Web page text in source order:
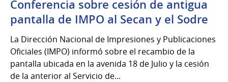
Conferencia sobre cesión de antigua
pantalla de IMPO al Secan y el Sodre
La Dirección Nacional de Impresiones y Publicaciones
Oficiales (IMPO) informó sobre el recambio de la
pantalla ubicada en la avenida 18 de Julio y la cesión
de la anterior al Servicio de...